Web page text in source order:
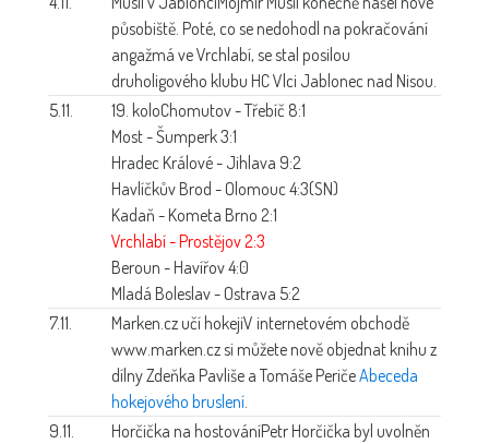
působiště. Poté, co se nedohodl na pokračování
angažmá ve Vrchlabí, se stal posilou
druholigového klubu HC Vlci Jablonec nad Nisou.
5.11.
19. koloChomutov - Třebíč 8:1
Most - Šumperk 3:1
Hradec Králové - Jihlava 9:2
Havlíčkův Brod - Olomouc 4:3(SN)
Kadaň - Kometa Brno 2:1
Vrchlabí - Prostějov 2:3
Beroun - Havířov 4:0
Mladá Boleslav - Ostrava 5:2
7.11.
Marken.cz učí hokejiV internetovém obchodě
www.marken.cz si můžete nově objednat knihu z
dílny Zdeňka Pavliše a Tomáše PeričeAbeceda
hokejového bruslení
9.11.
Horčička na hostováníPetr Horčička byl uvolněn